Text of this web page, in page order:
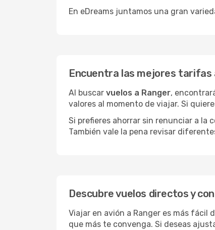
En eDreams juntamos una gran
Encuentra las mejores tarifas
Al buscar vuelos a Ranger,
valores al momento de viajar. Si
Si prefieres ahorrar sin renunciar a la
También vale la pena revisar
Descubre vuelos directos y
Viajar en avión a Ranger es más fácil
que más te convenga. Si deseas